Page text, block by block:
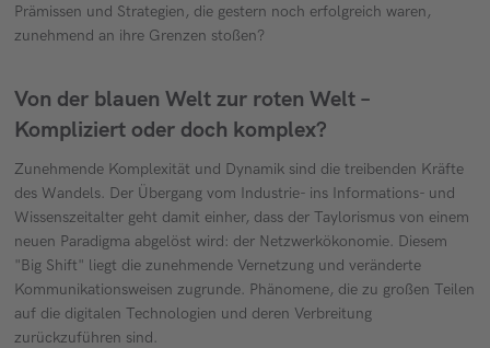
Prämissen und Strategien, die gestern noch erfolgreich waren,
zunehmend an ihre Grenzen stoßen?
Von der blauen Welt zur roten Welt –
Kompliziert oder doch komplex?
Zunehmende Komplexität und Dynamik sind die treibenden Kräfte
des Wandels. Der Übergang vom Industrie- ins Informations- und
Wissenszeitalter geht damit einher, dass der Taylorismus von einem
neuen Paradigma abgelöst wird: der Netzwerkökonomie. Diesem
"Big Shift" liegt die zunehmende Vernetzung und veränderte
Kommunikationsweisen zugrunde. Phänomene, die zu großen Teilen
auf die digitalen Technologien und deren Verbreitung
zurückzuführen sind.